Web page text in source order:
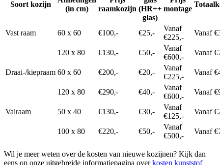
Soort kozijn
(in cm)
raamkozijn (HR++
glas)
montage
Vast raam 60 x 60 €100,- €25,-
Vanaf
€225,-
Vanaf
120 x 80 €130,- €50,-
Vanaf
€600,-
Vanaf
Draai-/kiepraam 60 x 60 €200,- €20,-
Vanaf
€225,-
Vanaf
120 x 80 €290,- €40,-
Vanaf
€600,-
Vanaf
Valraam 50 x 40 €130,- €30,-
Vanaf
€125,-
Vanaf
100 x 80 €220,- €50,-
Vanaf
€500,-
Vanaf
Wil je meer weten over de kosten van nieuwe kozijnen? Kijk dan
eens op onze uitgebreide informatiepagina overkosten kunststof